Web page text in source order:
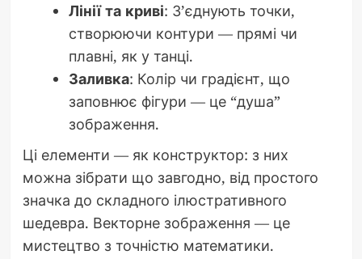
Лінії та криві: З’єднують точки,
створюючи контури — прямі чи
плавні, як у танці.
Заливка: Колір чи градієнт, що
заповнює фігури — це “душа”
зображення.
Ці елементи — як конструктор: з них
можна зібрати що завгодно, від простого
значка до складного ілюстративного
шедевра. Векторне зображення — це
мистецтво з точністю математики.